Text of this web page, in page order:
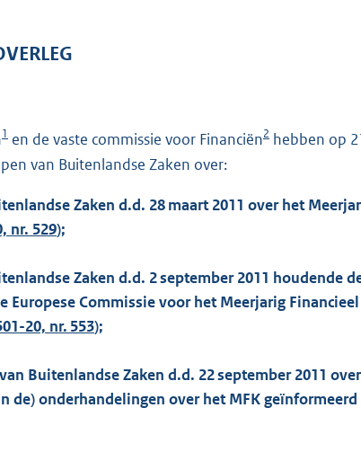
t
1
2
K
b
1 en de vaste commissie voor Financiën2 hebben op
van Buitenlandse Zaken over:
Zaken d.d. 28 maart 2011 over het
nr. 529);
Zaken d.d. 2 september 2011 houdende
Commissie voor het Meerjarig Financieel
20, nr. 553);
Buitenlandse Zaken d.d. 22 september 2011
de) onderhandelingen over het MFK